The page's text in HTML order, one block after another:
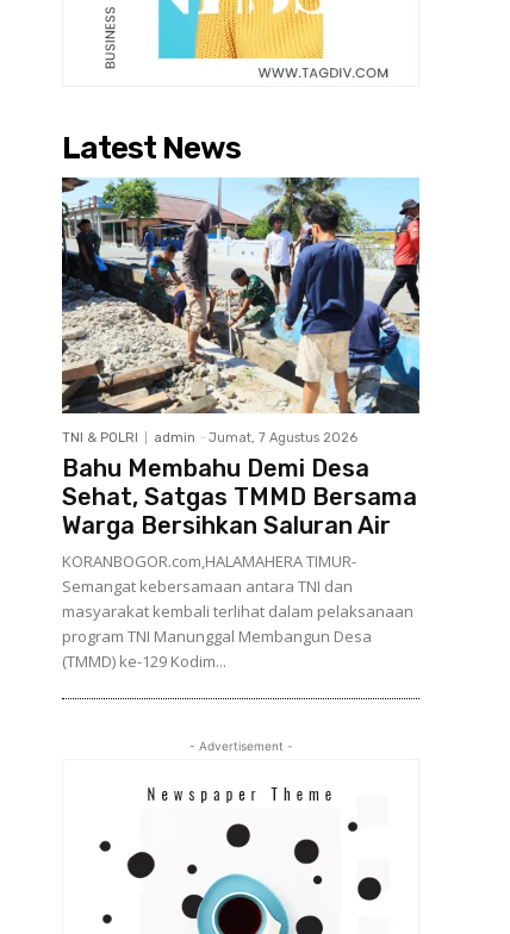
Latest News
TNI & POLRI admin - Jumat, 7 Agustus 2026
Bahu Membahu Demi Desa
Sehat, Satgas TMMD Bersama
Warga Bersihkan Saluran Air
KORANBOGOR.com,HALAMAHERA TIMUR-
Semangat kebersamaan antara TNI dan
masyarakat kembali terlihat dalam pelaksanaan
program TNI Manunggal Membangun Desa
(TMMD) ke-129 Kodim...
- Advertisement -